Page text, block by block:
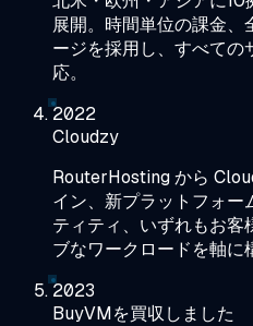
展開。時間単位の課金
ージを採用し、すべて
応。
2022
Cloudzy
RouterHosting から
イン、新プラットフォー
ティティ、いずれもお客
ブなワークロードを軸に
2023
BuyVMを買収しました